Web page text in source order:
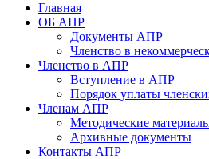
Главная
ОБ АПР
Документы АПР
Членство в
Членство в АПР
Вступление в АПР
Порядок уплаты
Членам АПР
Методические
Архивные документы
Контакты АПР